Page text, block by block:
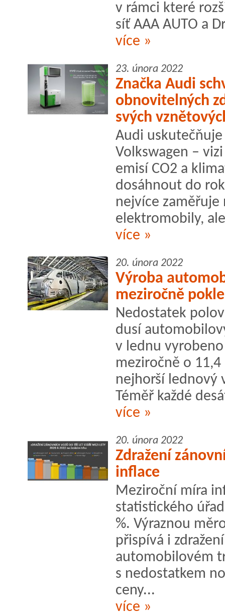
v rámci které
síť AAA AUTO a
více »
23. února 2022
Značka Audi
obnovitelných
svých
Audi
Volkswagen –
emisí CO2 a
dosáhnout do
nejvíce
elektromobily,
více »
20. února 2022
Výroba
meziročně
Nedostatek
dusí
v lednu
meziročně o
nejhorší lednový
Téměř každé
více »
20. února 2022
Zdražení
inflace
Meziroční míra
statistického
%. Výraznou
přispívá i
automobilovém
s nedostatkem
ceny...
více »